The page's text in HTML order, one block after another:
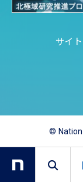
サイ
©